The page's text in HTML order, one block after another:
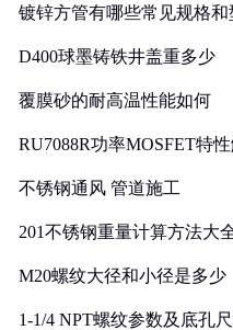
镀锌方管有哪些常见规格和
D400球墨铸铁井盖重多少
覆膜砂的耐高温性能如何
RU7088R功率MOSFET特
不锈钢通风 管道施工
201不锈钢重量计算方法大
M20螺纹大径和小径是多少
1-1/4 NPT螺纹参数及底孔